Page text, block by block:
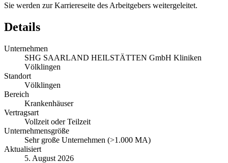
Sie werden zur Karriereseite des Arbeitgebers weitergeleitet.
Details
Unternehmen
SHG SAARLAND HEILSTÄTTEN GmbH Kliniken
Völklingen
Standort
Völklingen
Bereich
Krankenhäuser
Vertragsart
Vollzeit oder Teilzeit
Unternehmensgröße
Sehr große Unternehmen (>1.000 MA)
Aktualisiert
5. August 2026